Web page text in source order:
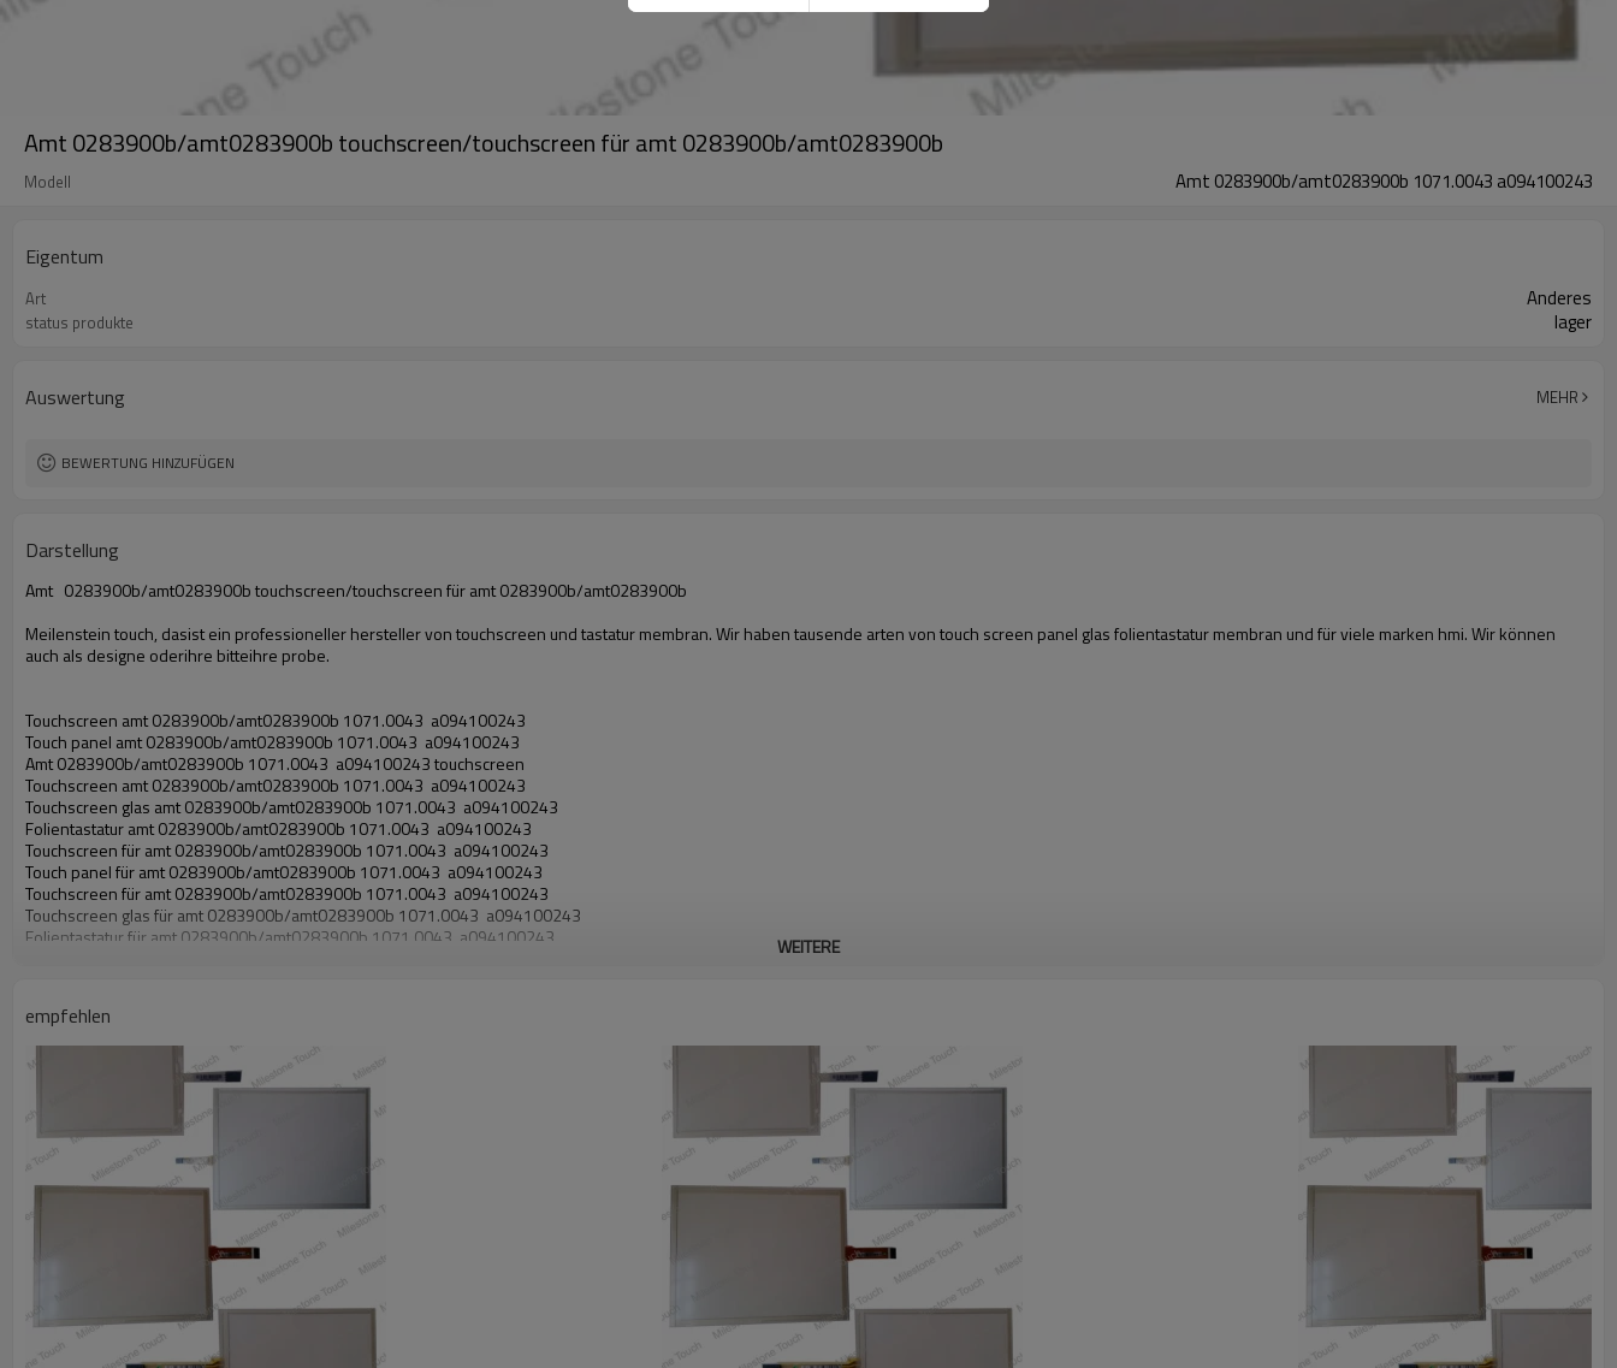
Amt 0283900b/amt0283900b touchscreen/touchscreen für amt 0283900b/amt0283900b
Modell Amt 0283900b/amt0283900b 1071.0043 a094100243
Eigentum
Art Anderes
status produkte lager
Auswertung MEHR
BEWERTUNG HINZUFÜGEN
Darstellung
Amt 0283900b/amt0283900b touchscreen/touchscreen für amt 0283900b/amt0283900b
Meilenstein touch, dasist ein professioneller hersteller von touchscreen und tastatur membran. Wir haben tausende arten von touch screen panel glas folientastatur membran und für viele marken hmi. Wir können
auch als designe oderihre bitteihre probe.
Touchscreen amt 0283900b/amt0283900b 1071.0043 a094100243
Touch panel amt 0283900b/amt0283900b 1071.0043 a094100243
Amt 0283900b/amt0283900b 1071.0043 a094100243 touchscreen
Touchscreen amt 0283900b/amt0283900b 1071.0043 a094100243
Touchscreen glas amt 0283900b/amt0283900b 1071.0043 a094100243
Folientastatur amt 0283900b/amt0283900b 1071.0043 a094100243
Touchscreen für amt 0283900b/amt0283900b 1071.0043 a094100243
Touch panel für amt 0283900b/amt0283900b 1071.0043 a094100243
Touchscreen für amt 0283900b/amt0283900b 1071.0043 a094100243
Touchscreen glas für amt 0283900b/amt0283900b 1071.0043 a094100243
Folientastatur für amt 0283900b/amt0283900b 1071.0043 a094100243
Amt 0283900b/amt0283900b 1071.0043 a094100243 touch panel
Amt 0283900b/amt0283900b 1071.0043 a094100243 touchscreen glas
Amt 0283900b/amt0283900b 1071.0043 a094100243 folientastatur
WEITERE
empfehlen